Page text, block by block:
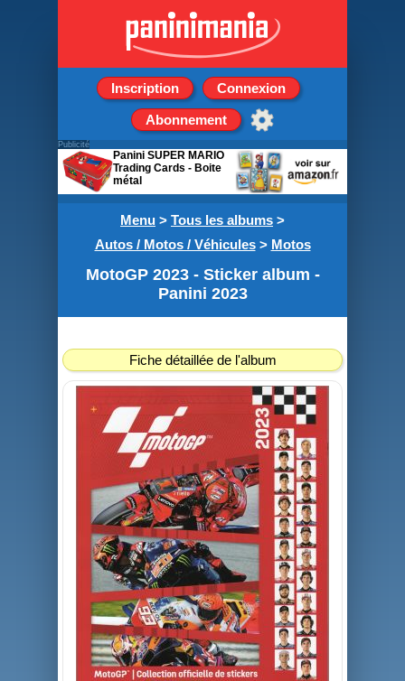
Inscription Connexion
Abonnement
Menu > Tous les albums >
Autos / Motos / Véhicules> Motos
MotoGP 2023 - Sticker album -
Panini 2023
Fiche détaillée de l'album
Publicité
Panini SUPER MARIO
Trading Cards - Boite
métal
8 pochettes + 3 cartes
édition limitée